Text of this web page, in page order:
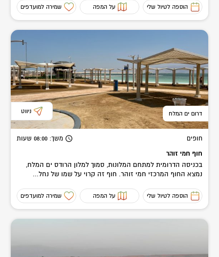
הוספה לטיול שלי על המפה שמירה למועדפים
דרום ים המלח ניווט
חופים משך: 08:00 שעות
חוף חמי זוהר
בכניסה הדרומית למתחם המלונות, סמוך למלון הרודס ים המלח,
נמצא החוף המרכזי חמי זוהר. חוף זה קרוי על שמו של נחל...
הוספה לטיול שלי על המפה שמירה למועדפים